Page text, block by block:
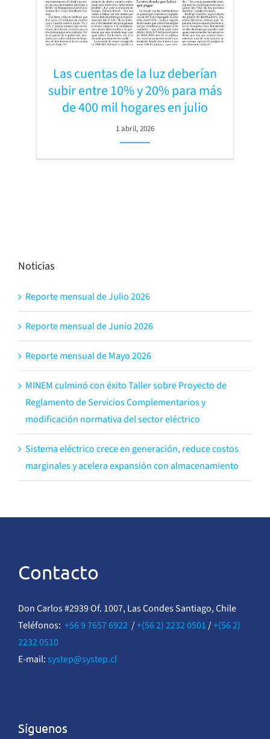
Las cuentas de la luz deberían
subir entre 10% y 20% para más
de 400 mil hogares en julio
1 abril, 2026
Noticias
Reporte mensual de Julio 2026
Reporte mensual de Junio 2026
Reporte mensual de Mayo 2026
MINEM culminó con éxito Taller sobre Proyecto de
Reglamento de Servicios Complementarios y
modificación normativa del sector eléctrico
Sistema eléctrico crece en generación, reduce costos
marginales y acelera expansión con almacenamiento
Contacto
Don Carlos #2939 Of. 1007, Las Condes Santiago, Chile
Teléfonos: +56 9 7657 6922/+(56 2) 2232 0501/+(56 2)
2232 0510
E-mail: systep@systep.cl
Síguenos